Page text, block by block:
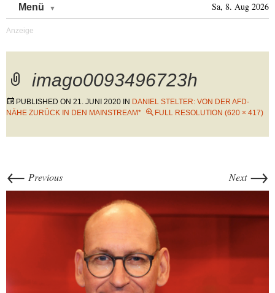
Menü Sa, 8. Aug 2026
imago0093496723h
PUBLISHED ON 21. JUNI 2020 IN DANIEL STELTER: VON DER AFD-
NÄHE ZURÜCK IN DEN MAINSTREAM*
FULL RESOLUTION (620 × 417)
← Previous Next →